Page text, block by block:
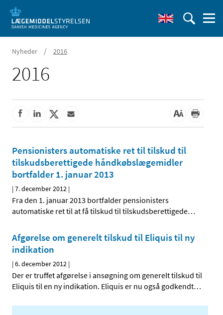
Nyheder / 2016
2016
Pensionisters automatiske ret til tilskud til
tilskudsberettigede håndkøbslægemidler
bortfalder 1. januar 2013
|7. december 2012 |
Fra den 1. januar 2013 bortfalder pensionisters
automatiske ret til at få tilskud til tilskudsberettigede…
Afgørelse om generelt tilskud til Eliquis til ny
indikation
|6. december 2012 |
Der er truffet afgørelse i ansøgning om generelt tilskud til
Eliquis til en ny indikation. Eliquis er nu også godkendt…